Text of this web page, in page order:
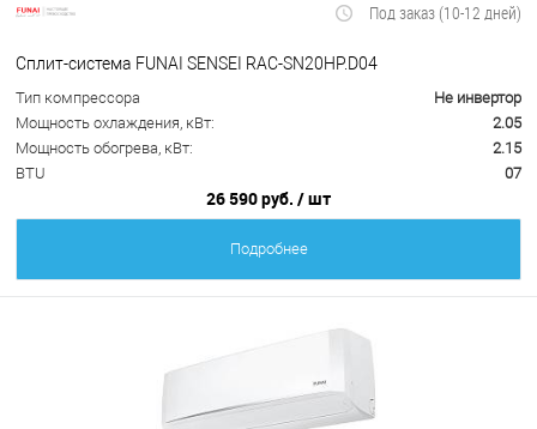
Под заказ (10-12 дней)
Сплит-система FUNAI SENSEI RAC-SN20HP.D04
Тип компрессора
Не инвертор
Мощность охлаждения, кВт:
2.05
Мощность обогрева, кВт:
2.15
BTU
07
26 590 руб. / шт
Подробнее